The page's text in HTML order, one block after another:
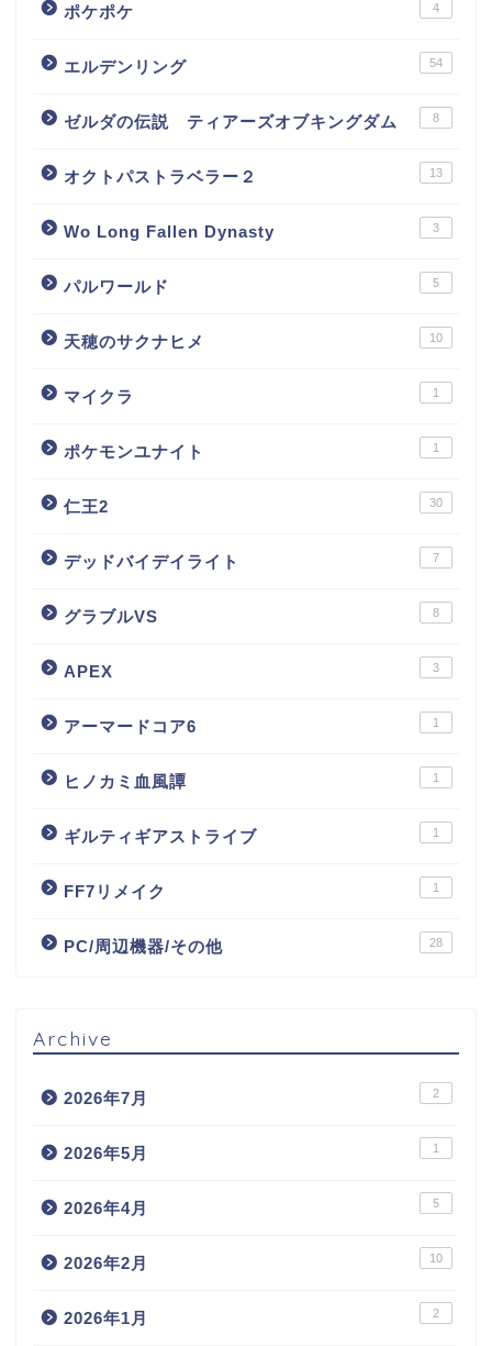
ポケポケ 4
エルデンリング 54
ゼルダの伝説 ティアーズオブキングダム 8
オクトパストラベラー２ 13
Wo Long Fallen Dynasty 3
パルワールド 5
天穂のサクナヒメ 10
マイクラ 1
ポケモンユナイト 1
仁王2 30
デッドバイデイライト 7
グラブルVS 8
APEX 3
アーマードコア6 1
ヒノカミ血風譚 1
ギルティギアストライブ 1
FF7リメイク 1
PC/周辺機器/その他 28
Archive
2026年7月 2
2026年5月 1
2026年4月 5
2026年2月 10
2026年1月 2